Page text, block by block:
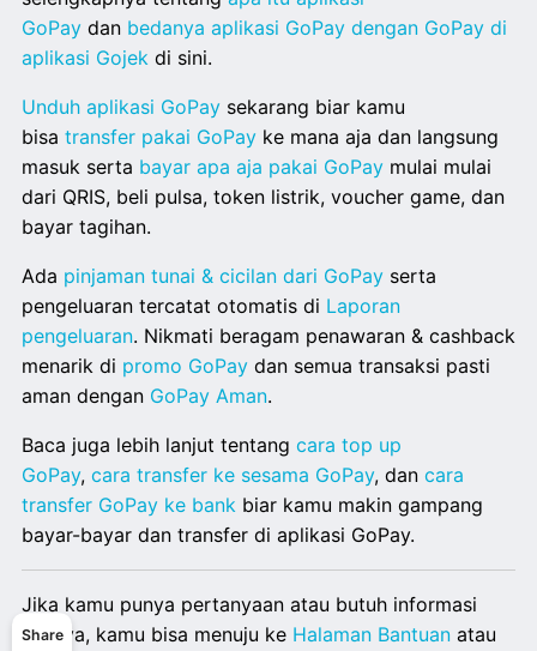
Share
GoPaydan bedanya aplikasi GoPay dengan GoPay di
aplikasi Gojekdi sini.
Unduh aplikasi GoPaysekarang biar kamu
bisa transfer pakai GoPayke mana aja dan langsung
masuk serta bayar apa aja pakai GoPaymulai mulai
dari QRIS, beli pulsa, token listrik, voucher game, dan
bayar tagihan.
Ada pinjaman tunai & cicilan dari GoPayserta
pengeluaran tercatat otomatis di Laporan
pengeluaran. Nikmati beragam penawaran & cashback
menarik di promo GoPaydan semua transaksi pasti
aman dengan GoPay Aman.
Baca juga lebih lanjut tentang cara top up
GoPay, cara transfer ke sesama GoPay, dan cara
transfer GoPay ke bankbiar kamu makin gampang
bayar-bayar dan transfer di aplikasi GoPay.
Jika kamu punya pertanyaan atau butuh informasi
lainnya, kamu bisa menuju ke Halaman Bantuanatau